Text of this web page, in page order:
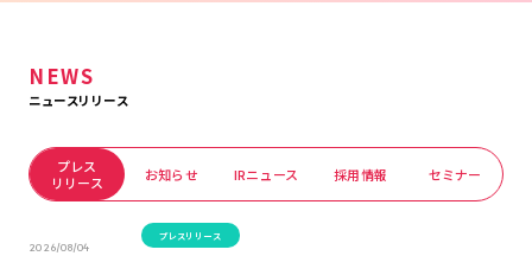
NEWS
ニュースリリース
プレス
リリース
お知らせ IRニュース 採用情報 セミナー
2026/08/04
プレスリリース